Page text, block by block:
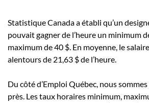
Statistique Canada a établi qu’un
pouvait gagner de l’heure un minimum
maximum de 40 $. En moyenne, le
alentours de 21,63 $ de l’heure.
Du côté d’Emploi Québec, nous
près. Les taux horaires minimum,